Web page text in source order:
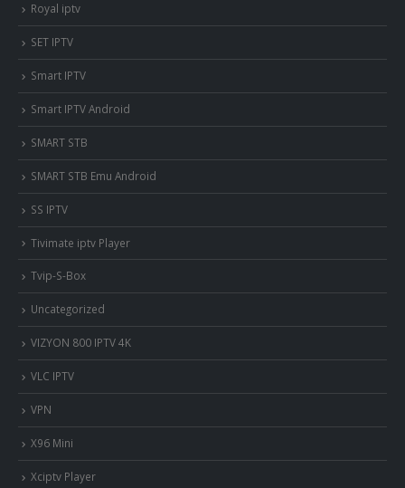
Royal iptv
SET IPTV
Smart IPTV
Smart IPTV Android
SMART STB
SMART STB Emu Android
SS IPTV
Tivimate iptv Player
Tvip-S-Box
Uncategorized
VIZYON 800 IPTV 4K
VLC IPTV
VPN
X96 Mini
Xciptv Player